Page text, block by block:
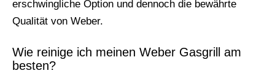
erschwingliche Option und dennoch die bewährte
Qualität von Weber.
Wie reinige ich meinen Weber Gasgrill am
besten?